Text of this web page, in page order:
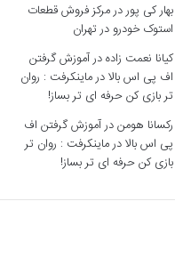
بهار کی پوردرمرکز فروش قطعات
استوک خودرو در تهران
کیانا نعمت زادهدرآموزش گرفتن
اف پی اس بالا در ماینکرفت : روان
تر بازی کن حرفه ای تر بساز!
رکسانا هومندرآموزش گرفتن اف
پی اس بالا در ماینکرفت : روان تر
بازی کن حرفه ای تر بساز!